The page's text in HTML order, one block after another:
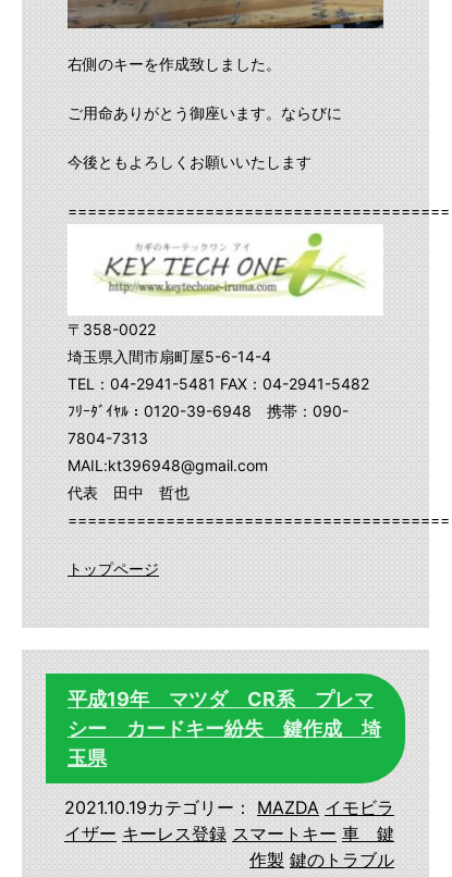
右側のキーを作成致しました。
ご用命ありがとう御座います。ならびに
今後ともよろしくお願いいたします
〒358-0022
埼玉県入間市扇町屋5-6-14-4
TEL：04-2941-5481 FAX：04-2941-5482
ﾌﾘｰﾀﾞｲﾔﾙ：0120-39-6948 携帯：090-
7804-7313
MAIL:kt396948@gmail.com
代表 田中 哲也
トップページ
平成19年 マツダ CR系 プレマ
シー カードキー紛失 鍵作成 埼
玉県
2021.10.19カテゴリー： MAZDA イモビラ
イザー キーレス登録 スマートキー 車 鍵
作製 鍵のトラブル